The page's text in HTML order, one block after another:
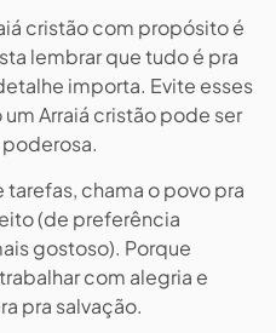
cristão com propósito é
lembrar que tudo é pra
importa. Evite esses
Arraiá cristão pode ser
tarefas, chama o povo pra
(de preferência
gostoso). Porque
com alegria e
pra salvação.